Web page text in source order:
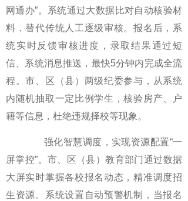
网通办”。系统通过大数据比对自动核验材
料，替代传统人工逐级审核。报名后，系
统实时反馈审核进度，录取结果通过短
信、系统消息推送，最快5分钟内完成全流
程。市、区（县）两级纪委参与，从系统
内随机抽取一定比例学生，核验房产、户
籍等信息，杜绝违规择校等现象。
强化智慧调度，实现资源配置“一
屏掌控”。市、区（县）教育部门通过数据
大屏实时掌握各校报名动态，精准调度招
生资源。系统设置自动预警机制，当报名